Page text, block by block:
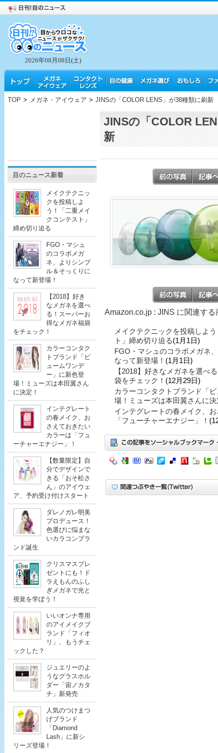
2026年08月08日(土)
TOP > メガネ・アイウェア > JINSの「COLOR LENS」が38種類に刷新
目のニュース新着
メイクテクニッ
クを投稿しよ
う！「二重メイ
クコンテスト」
締め切り迫る
FGO・マシュ
のコラボメガ
ネ、よりシンプ
ル＆そっくりに
なって新登場！
【2018】好き
なメガネを選べ
る！スーパーお
得なメガネ福袋
をチェック！
カラーコンタク
トブランド「ビ
ュームワンデ
ー」に新色登
場！ミューズは本田翼さん
に決定！
インテグレート
の春メイク、お
さえておきたい
カラーは「フュ
ーチャーエナジー」！
【数量限定】自
分でデザインで
きる「おそ松さ
ん」のアイウェ
ア、予約受け付けスタート
ダレノガレ明美
プロデュース！
色選びに悩まな
いカラコンブラ
ンド誕生
クリスマスプレ
ゼントにも！ド
ラえもんのふし
ぎメガネで光と
視覚を学ぼう！
いいオンナ専用
のアイメイクブ
ランド「フィオ
リ」、もうチェ
ックした？
ジュエリーのよ
うなグラスホル
ダー「宙ノカタ
チ」新発売
人気のつけまつ
げブランド
「Diamond
Lash」に新シ
リーズ登場！
JINSの「COLOR
新
Amazon.co.jp : JINS に関連する
メイクテクニックを投稿しよ
ト」締め切り迫る(1月1日)
FGO・マシュのコラボメガネ
なって新登場！ (1月1日)
【2018】好きなメガネを選べ
袋をチェック！ (12月29日)
カラーコンタクトブランド「
場！ミューズは本田翼さんに決
インテグレートの春メイク、
「フューチャーエナジー」！